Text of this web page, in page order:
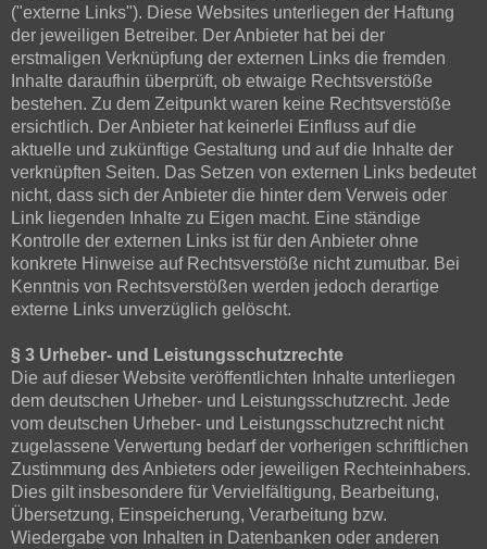
("externe Links"). Diese Websites unterliegen der Haftung
der jeweiligen Betreiber. Der Anbieter hat bei der
erstmaligen Verknüpfung der externen Links die fremden
Inhalte daraufhin überprüft, ob etwaige Rechtsverstöße
bestehen. Zu dem Zeitpunkt waren keine Rechtsverstöße
ersichtlich. Der Anbieter hat keinerlei Einfluss auf die
aktuelle und zukünftige Gestaltung und auf die Inhalte der
verknüpften Seiten. Das Setzen von externen Links bedeutet
nicht, dass sich der Anbieter die hinter dem Verweis oder
Link liegenden Inhalte zu Eigen macht. Eine ständige
Kontrolle der externen Links ist für den Anbieter ohne
konkrete Hinweise auf Rechtsverstöße nicht zumutbar. Bei
Kenntnis von Rechtsverstößen werden jedoch derartige
externe Links unverzüglich gelöscht.
§ 3 Urheber- und Leistungsschutzrechte
Die auf dieser Website veröffentlichten Inhalte unterliegen
dem deutschen Urheber- und Leistungsschutzrecht. Jede
vom deutschen Urheber- und Leistungsschutzrecht nicht
zugelassene Verwertung bedarf der vorherigen schriftlichen
Zustimmung des Anbieters oder jeweiligen Rechteinhabers.
Dies gilt insbesondere für Vervielfältigung, Bearbeitung,
Übersetzung, Einspeicherung, Verarbeitung bzw.
Wiedergabe von Inhalten in Datenbanken oder anderen